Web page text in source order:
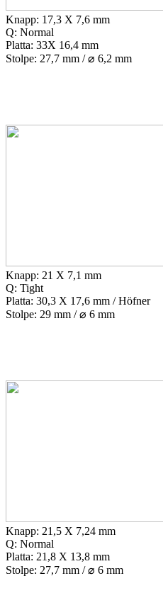
Knapp: 17,3 X 7,6 mm
Q: Normal
Platta: 33X 16,4 mm
Stolpe: 27,7 mm / ⌀ 6,2 mm
Knapp: 21 X 7,1 mm
Q: Tight
Platta: 30,3 X 17,6 mm / Höfner
Stolpe: 29 mm / ⌀ 6 mm
Knapp: 21,5 X 7,24 mm
Q: Normal
Platta: 21,8 X 13,8 mm
Stolpe: 27,7 mm / ⌀ 6 mm